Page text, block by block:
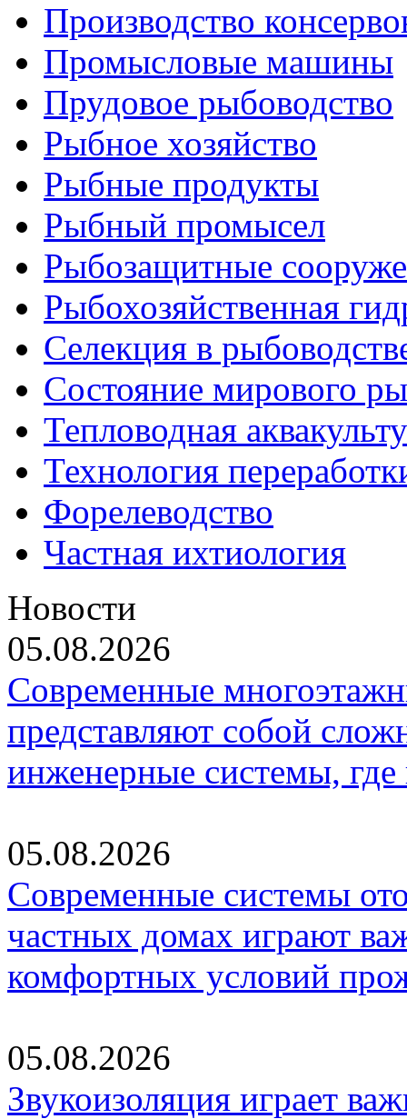
Производство
Промысловые машины
Прудовое рыбоводство
Рыбное хозяйство
Рыбные продукты
Рыбный промысел
Рыбозащитные
Рыбохозяйственная
Селекция в
Состояние мирового
Тепловодная
Технология
Форелеводство
Частная ихтиология
Новости
05.08.2026
Современные
представляют собой
инженерные системы,
05.08.2026
Современные системы
частных домах играют
комфортных условий
05.08.2026
Звукоизоляция играет